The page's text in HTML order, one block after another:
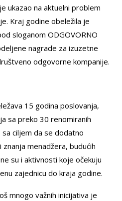
ukazao na aktuelni problem
Kraj godine obeležila je
sloganom ODGOVORNO
nagrade za izuzetne
odgovorne kompanije.
15 godina poslovanja,
sa preko 30 renomiranih
ciljem da se dodatno
menadžera, budućih
su i aktivnosti koje očekuju
zajednicu do kraja godine.
mnogo važnih inicijativa je